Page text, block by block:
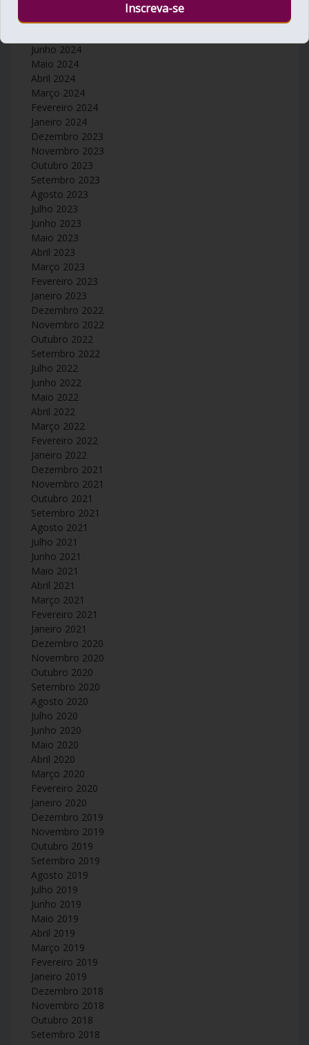
Agosto 2024
Junho 2024
Maio 2024
Abril 2024
Março 2024
Fevereiro 2024
Janeiro 2024
Dezembro 2023
Novembro 2023
Outubro 2023
Setembro 2023
Agosto 2023
Julho 2023
Junho 2023
Maio 2023
Abril 2023
Março 2023
Fevereiro 2023
Janeiro 2023
Dezembro 2022
Novembro 2022
Outubro 2022
Setembro 2022
Julho 2022
Junho 2022
Maio 2022
Abril 2022
Março 2022
Fevereiro 2022
Janeiro 2022
Dezembro 2021
Novembro 2021
Outubro 2021
Setembro 2021
Agosto 2021
Julho 2021
Junho 2021
Maio 2021
Abril 2021
Março 2021
Fevereiro 2021
Janeiro 2021
Dezembro 2020
Novembro 2020
Outubro 2020
Setembro 2020
Agosto 2020
Julho 2020
Junho 2020
Maio 2020
Abril 2020
Março 2020
Fevereiro 2020
Janeiro 2020
Dezembro 2019
Novembro 2019
Outubro 2019
Setembro 2019
Agosto 2019
Julho 2019
Junho 2019
Maio 2019
Abril 2019
Março 2019
Fevereiro 2019
Janeiro 2019
Dezembro 2018
Novembro 2018
Outubro 2018
Setembro 2018